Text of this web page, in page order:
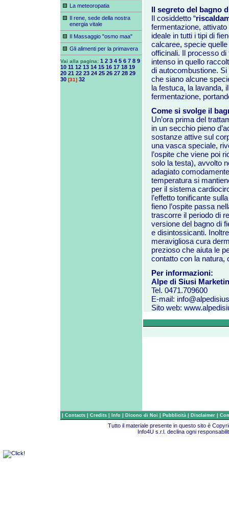
La meteoropatia
Il rene, sede della nostra
energia vitale
Il Massaggio "osmo maa"
Gli alimenti per la primavera
Vai alla pagina: 1 2 3 4 5 6 7 8 9
10 11 12 13 14 15 16 17 18 19
20 21 22 23 24 25 26 27 28 29
30 [31] 32
Il segreto del bagno
Il cosiddetto “
fermentazione,
ideale in tutti i tipi di
calcaree, specie
officinali. Il processo
intenso in quello
di autocombustione.
che siano alcune
la festuca, la lavanda,
fermentazione,
Come si svolge il
Un’ora prima del
in un secchio pieno
sostanze attive sul
una vasca speciale,
l’ospite che viene poi
solo la testa), avvolto
adagiato
temperatura si
per il sistema
l’effetto tonificante
fieno l’ospite passa
trascorre il periodo di
versione del bagno di
e disintossicanti.
meravigliosa cura
prezioso che aiuta le
contatto con la natura,
Per informazioni:
Alpe di Siusi
Tel. 0471.709600
E-mail:
Sito web:
| Contacts | Credits | Info | Dicono di Noi | Pubblicità | Disclaimer |
Tutto il materiale presente in questo sito è
Info4U s.r.l. declina ogni